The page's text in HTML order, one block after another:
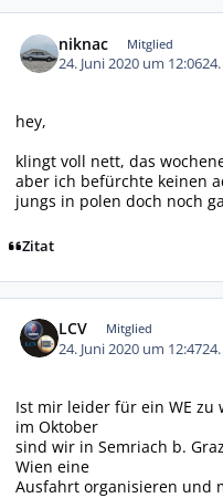
niknac Mitglied
24. Juni 2020 um 12:06
hey,
klingt voll nett, das
aber ich befürchte keinen
jungs in polen doch noch
Zitat
LCV Mitglied
24. Juni 2020 um 12:47
Ist mir leider für ein WE zu
im Oktober
sind wir in Semriach b.
Wien eine
Ausfahrt organisieren und